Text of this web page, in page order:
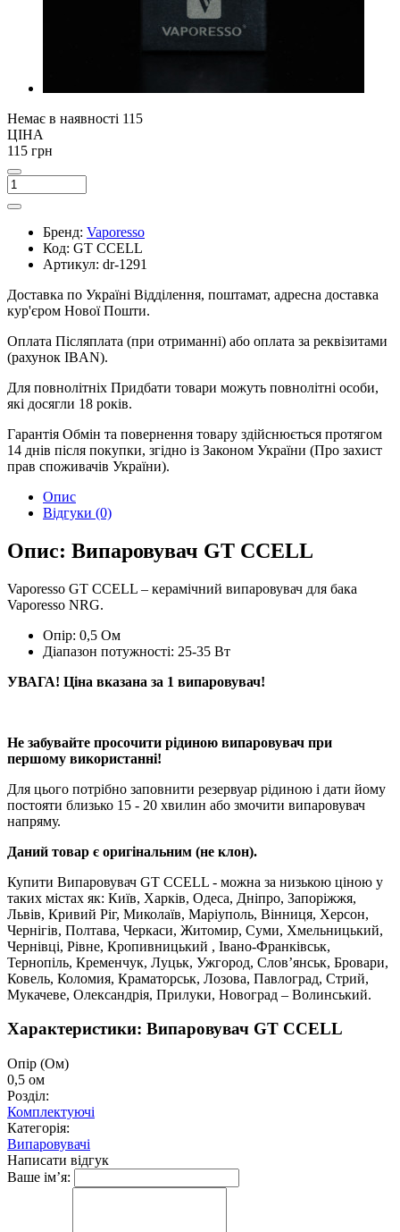
Немає в наявності 115
ЦІНА
115 грн
Бренд: Vaporesso
Код: GT CCELL
Артикул: dr-1291
Доставка по Україні Відділення, поштамат, адресна доставка
кур'єром Нової Пошти.
Оплата Післяплата (при отриманні) або оплата за реквізитами
(рахунок IBAN).
Для повнолітніх Придбати товари можуть повнолітні особи,
які досягли 18 років.
Гарантія Обмін та повернення товару здійснюється протягом
14 днів після покупки, згідно із Законом України (Про захист
прав споживачів України).
Опис
Відгуки (0)
Опис: Випаровувач GT CCELL
Vaporesso GT CCELL – керамічний випаровувач для бака
Vaporesso NRG.
Опір: 0,5 Ом
Діапазон потужності: 25-35 Вт
УВАГА! Ціна вказана за 1 випаровувач!​
Не забувайте просочити рідиною випаровувач при
першому використанні!
Для цього потрібно заповнити резервуар рідиною і дати йому
постояти близько 15 - 20 хвилин або змочити випаровувач
напряму.
Даний товар є оригінальним (не клон).
Купити Випаровувач GT CCELL - можна за низькою ціною у
таких містах як: Київ, Харків, Одеса, Дніпро, Запоріжжя,
Львів, Кривий Ріг, Миколаїв, Маріуполь, Вінниця, Херсон,
Чернігів, Полтава, Черкаси, Житомир, Суми, Хмельницький,
Чернівці, Рівне, Кропивницький , Івано-Франківськ,
Тернопіль, Кременчук, Луцьк, Ужгород, Слов’янськ, Бровари,
Ковель, Коломия, Краматорськ, Лозова, Павлоград, Стрий,
Мукачеве, Олександрія, Прилуки, Новоград – Волинський.
Характеристики: Випаровувач GT CCELL
Опір (Ом)
0,5 ом
Розділ:
Комплектуючі
Категорія:
Випаровувачі
Написати відгук
Ваше ім’я: